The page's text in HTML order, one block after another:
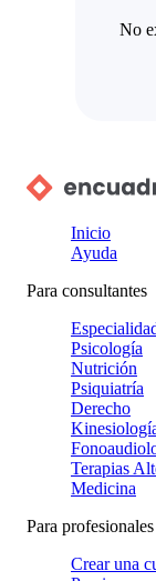
No
Inicio
Ayuda
Para consultantes
Psicología
Nutrición
Psiquiatría
Derecho
Terapias
Medicina
Para profesionales
Crear una